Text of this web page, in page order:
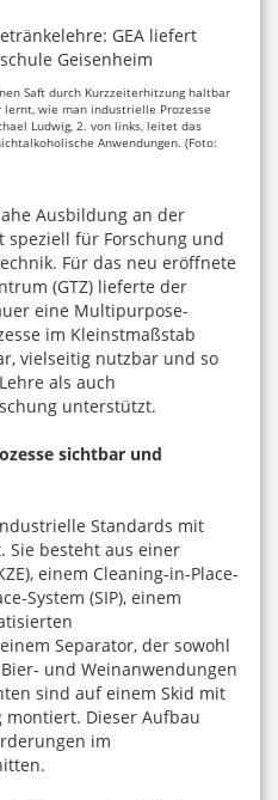
Saft durch Kurzzeiterhitzung haltbar
wie man industrielle Prozesse
Ludwig, 2. von links, leitet das
Anwendungen. (Foto:
Ausbildung an der
speziell für Forschung und
Für das neu eröffnete
(GTZ) lieferte der
eine Multipurpose-
im Kleinstmaßstab
vielseitig nutzbar und so
als auch
unterstützt.
sichtbar und
Standards mit
Sie besteht aus einer
einem Cleaning-in-Place-
System (SIP), einem
Separator, der sowohl
und Weinanwendungen
sind auf einem Skid mit
Dieser Aufbau
im